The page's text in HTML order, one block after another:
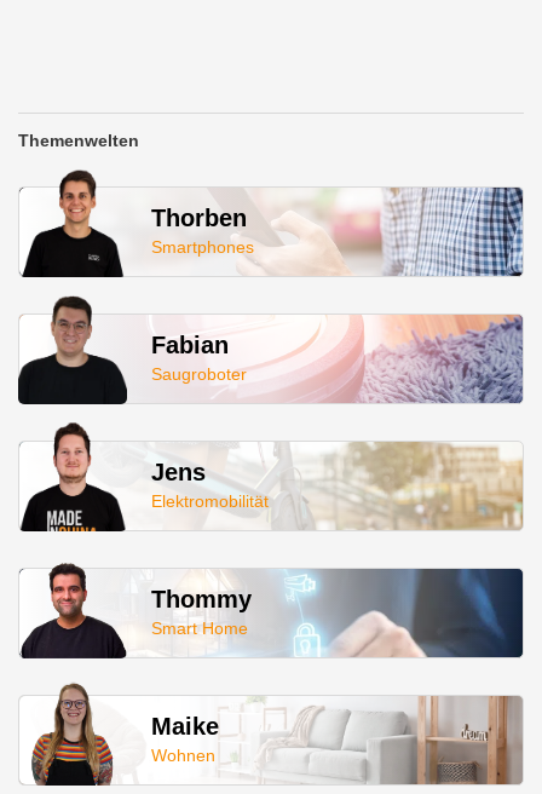
Themenwelten
Thorben
Smartphones
Fabian
Saugroboter
Jens
Elektromobilität
Thommy
Smart Home
Maike
Wohnen